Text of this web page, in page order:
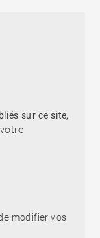
sur ce site,
modifier vos